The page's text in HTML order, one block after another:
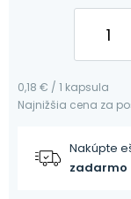
0,18 € / 1 kapsula
Najnižšia cena za
Nakúpte
zadarmo